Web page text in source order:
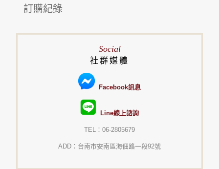
訂購紀錄
Social
社群媒體
Facebook訊息
Line線上諮詢
TEL：06-2805679
ADD：台南市安南區海佃路一段92號